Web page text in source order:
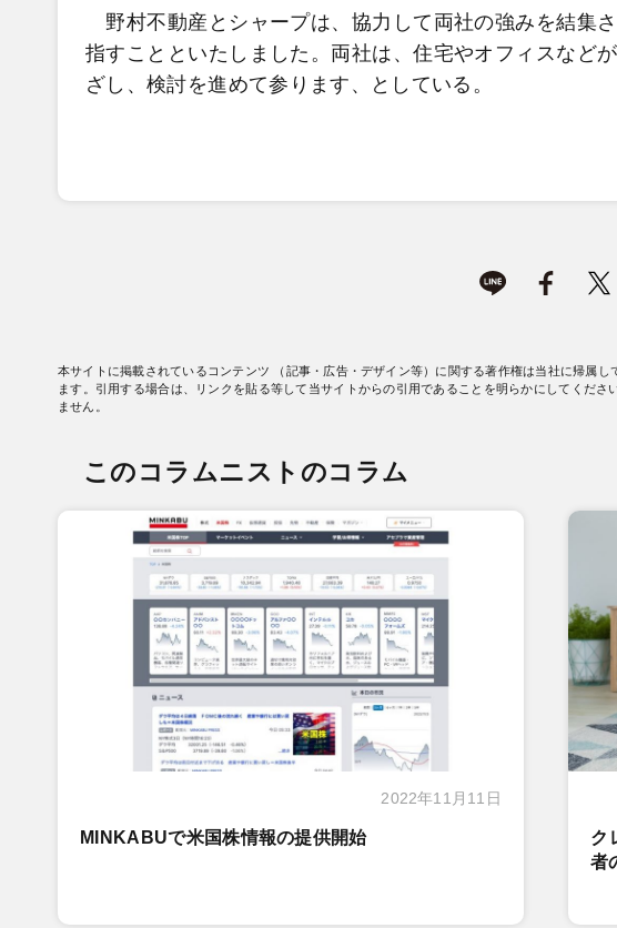
野村不動産とシャープは、協力して両社の強みを結集
指すことといたしました。両社は、住宅やオフィスなど
ざし、検討を進めて参ります、としている。
本サイトに掲載されているコンテンツ （記事・広告・デザイン等）に関する著作権は当社に帰属
ます。引用する場合は、リンクを貼る等して当サイトからの引用であることを明らかにしてくだ
ません。
このコラムニストのコラム
2022年11月11日
MINKABUで米国株情報の提供開始
ク
者